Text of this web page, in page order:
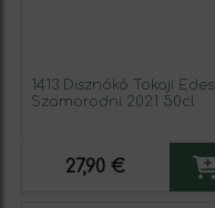
1413 Disznókó Tokaji Édes
Szamorodni 2021 50cl
27,90 €